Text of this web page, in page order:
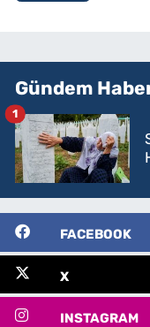
Gündem
1
FACEBOOK
X
INSTAGRAM